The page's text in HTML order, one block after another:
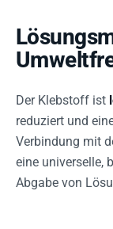
Der Klebstoff ist
reduziert und
Verbindung mit
eine universelle,
Abgabe von